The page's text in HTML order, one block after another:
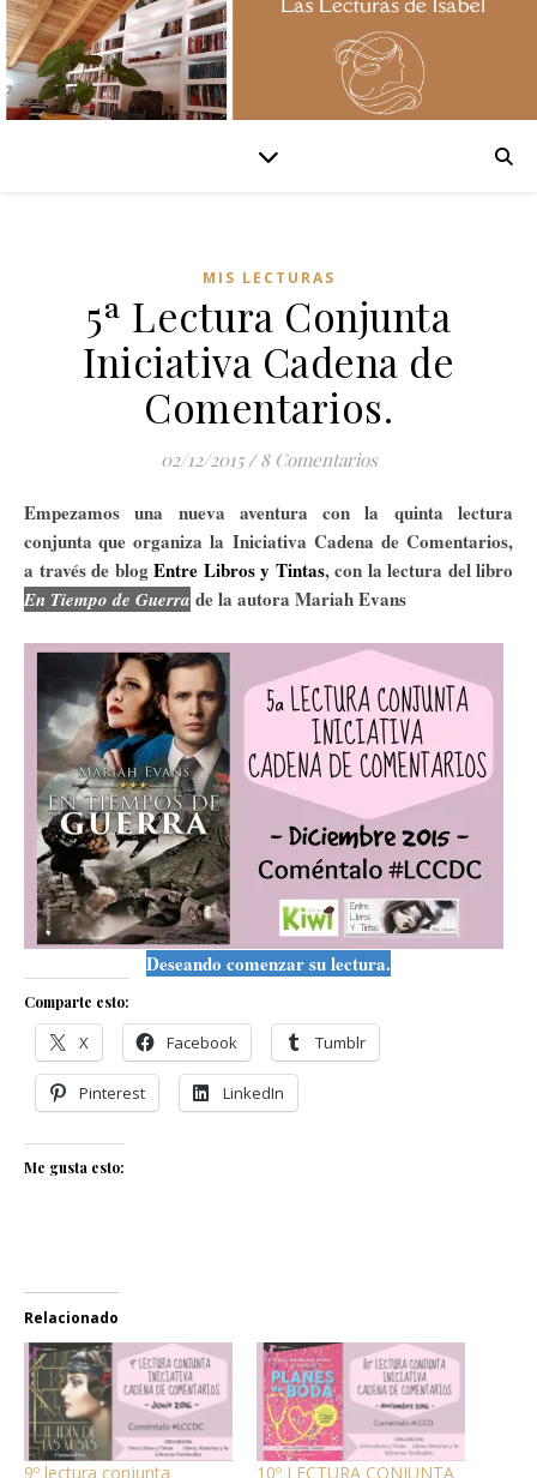
MIS LECTURAS
5ª Lectura Conjunta
Iniciativa Cadena de
Comentarios.
02/12/2015 / 8 Comentarios
Empezamos una nueva aventura con la quinta lectura
conjunta que organiza la Iniciativa Cadena de Comentarios,
a través de blogEntre Libros y Tintas, con la lectura del libro
En Tiempo de Guerra de la autora Mariah Evans
Deseando comenzar su lectura.
Comparte esto:
X Facebook Tumblr
Pinterest LinkedIn
Me gusta esto:
Relacionado
9º lectura conjunta
10º LECTURA CONJUNTA